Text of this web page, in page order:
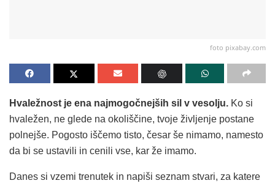
foto pixabay.com
Hvaležnost je ena najmogočnejših sil v vesolju. Ko si
hvaležen, ne glede na okoliščine, tvoje življenje postane
polnejše. Pogosto iščemo tisto, česar še nimamo, namesto
da bi se ustavili in cenili vse, kar že imamo.
Danes si vzemi trenutek in napiši seznam stvari, za katere